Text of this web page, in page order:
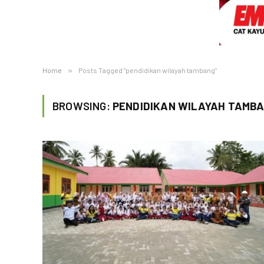
Home » Posts Tagged "pendidikan wilayah tambang"
BROWSING: PENDIDIKAN WILAYAH